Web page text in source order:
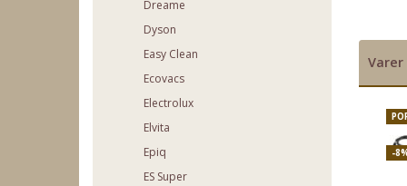
Dreame
Dyson
Easy Clean
Ecovacs
Electrolux
Elvita
Epiq
ES Super
-